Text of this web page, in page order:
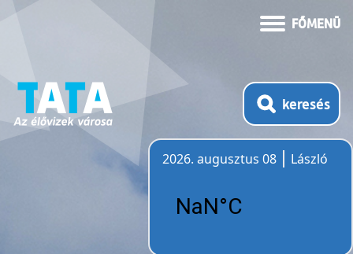
FŐMENÜ
keresés
2026. augusztus 08
László